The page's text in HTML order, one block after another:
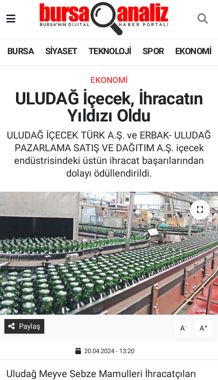
BURSA SİYASET TEKNOLOJİ SPOR EKONOMİ
EKONOMI
ULUDAĞ İçecek, İhracatın
Yıldızı Oldu
ULUDAĞ İÇECEK TÜRK A.Ş. ve ERBAK- ULUDAĞ
PAZARLAMA SATIŞ VE DAĞITIM A.Ş. içecek
endüstrisindeki üstün ihracat başarılarından
dolayı ödüllendirildi.
Paylaş A- A+
20.04.2024 - 13:20
Uludağ Meyve Sebze Mamulleri İhracatçıları
TEKNOLOJİ
EKONOMİ
SAĞLIK
BLOG
Trafik Durumu
Süper Lig Puan Durumu ve Fikstür
Tüm Manşetler
Son Dakika Haberleri